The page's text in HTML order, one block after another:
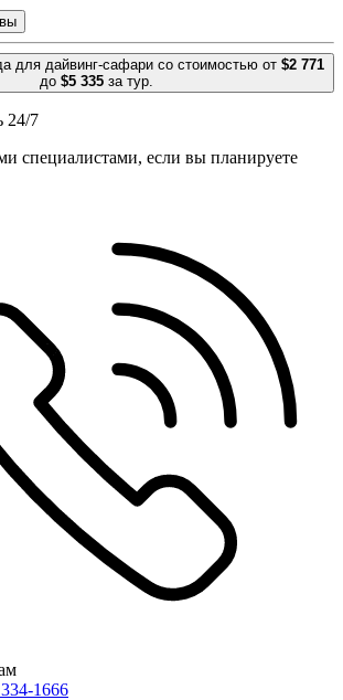
для дайвинг-сафари со стоимостью от $2 771
до $5 335за тур.
24/7
специалистами, если вы планируете
1666